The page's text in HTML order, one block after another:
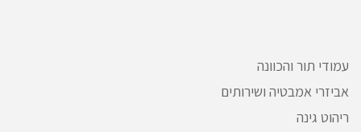
עמודי תור והכוונה
אביזרי אמבטיה ושירותים
ריהוט גינה